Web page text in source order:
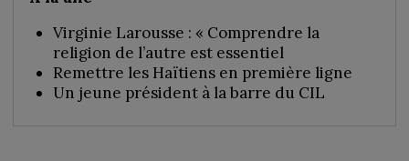
Virginie Larousse : « Comprendre la
religion de l’autre est essentiel
Remettre les Haïtiens en première ligne
Un jeune président à la barre du CIL